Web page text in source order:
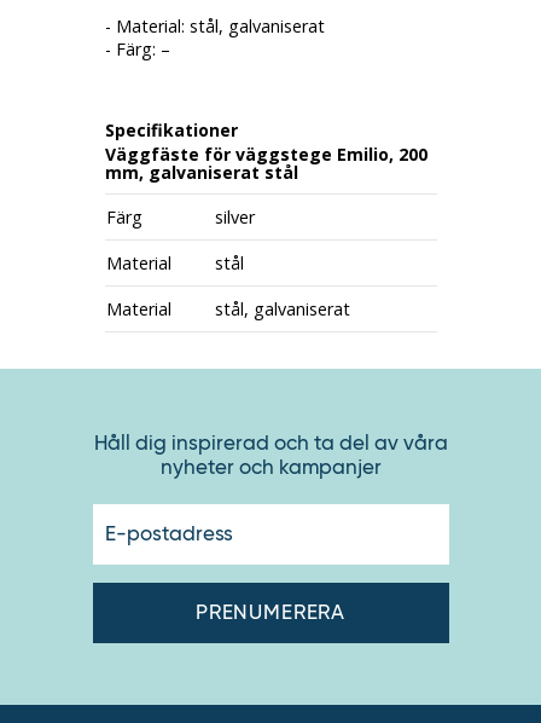
- Material: stål, galvaniserat
- Färg: –
Specifikationer
Väggfäste för väggstege Emilio, 200
mm, galvaniserat stål
Färg
silver
Material
stål
Material
stål, galvaniserat
Håll dig inspirerad och ta del av våra
nyheter och kampanjer